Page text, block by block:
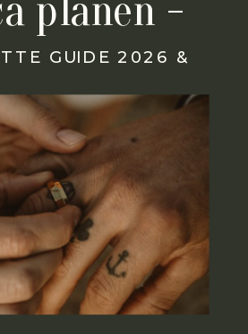
GUIDE 2026 &
planen -
Guide